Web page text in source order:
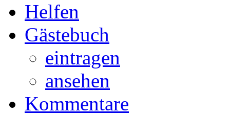
Helfen
Gästebuch
eintragen
ansehen
Kommentare